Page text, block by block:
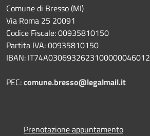
Comune di Bresso (MI)
Via Roma 25 20091
Codice Fiscale: 00935810150
Partita IVA: 00935810150
IBAN: IT74A0306932623100000046012
PEC:comune.bresso@legalmail.it
Prenotazione appuntamento